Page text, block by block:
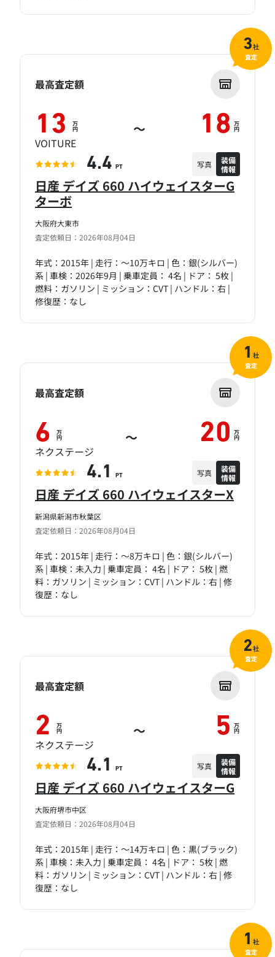
大阪府大東市
査定依頼日：2026年08月04日
日産 デイズ 660 ハイウェイスターG
ターボ
年式：2015年 | 走行：～10万キロ | 色：銀(シルバー)
系 | 車検：2026年9月 | 乗車定員： 4名 | ドア： 5枚 |
燃料：ガソリン | ミッション：CVT | ハンドル：右 |
修復歴：なし
最高査定額
13 万
円 ～ 18 万
円
VOITURE
4.4 PT 写真
装備
情報
3社
査定
新潟県新潟市秋葉区
査定依頼日：2026年08月04日
日産 デイズ 660 ハイウェイスターX
年式：2015年 | 走行：～8万キロ | 色：銀(シルバー)
系 | 車検：未入力 | 乗車定員： 4名 | ドア： 5枚 | 燃
料：ガソリン | ミッション：CVT | ハンドル：右 | 修
復歴：なし
最高査定額
6 万
円 ～ 20 万
円
ネクステージ
4.1 PT 写真
装備
情報
1 社
査定
大阪府堺市中区
査定依頼日：2026年08月04日
日産 デイズ 660 ハイウェイスターG
年式：2015年 | 走行：～14万キロ | 色：黒(ブラック)
系 | 車検：未入力 | 乗車定員： 4名 | ドア： 5枚 | 燃
料：ガソリン | ミッション：CVT | ハンドル：右 | 修
復歴：なし
最高査定額
2 万
円 ～ 5 万
円
ネクステージ
4.1 PT 写真
装備
情報
2社
査定
1 社
査定